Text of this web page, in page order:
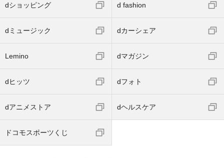
dショッピング d fashion
dミュージック dカーシェア
Lemino dマガジン
dヒッツ dフォト
dアニメストア dヘルスケア
ドコモスポーツくじ